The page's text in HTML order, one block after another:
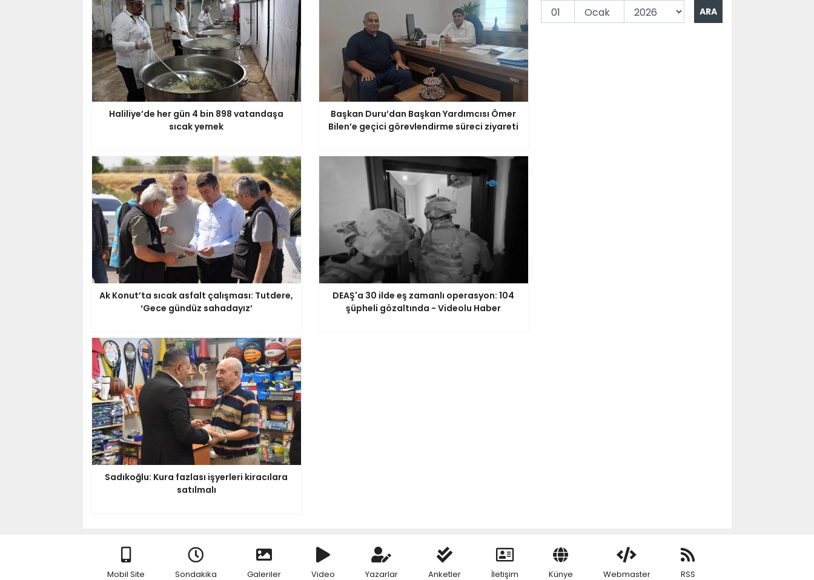
Haliliye’de her gün 4 bin 898 vatandaşa
sıcak yemek
Başkan Duru’dan Başkan Yardımcısı Ömer
Bilen’e geçici görevlendirme süreci ziyareti
Ak Konut’ta sıcak asfalt çalışması: Tutdere,
‘Gece gündüz sahadayız’
DEAŞ'a 30 ilde eş zamanlı operasyon: 104
şüpheli gözaltında - Videolu Haber
Sadıkoğlu: Kura fazlası işyerleri kiracılara
satılmalı
Mobil Site Sondakika Galeriler Video Yazarlar Anketler İletişim Künye Webmaster RSS